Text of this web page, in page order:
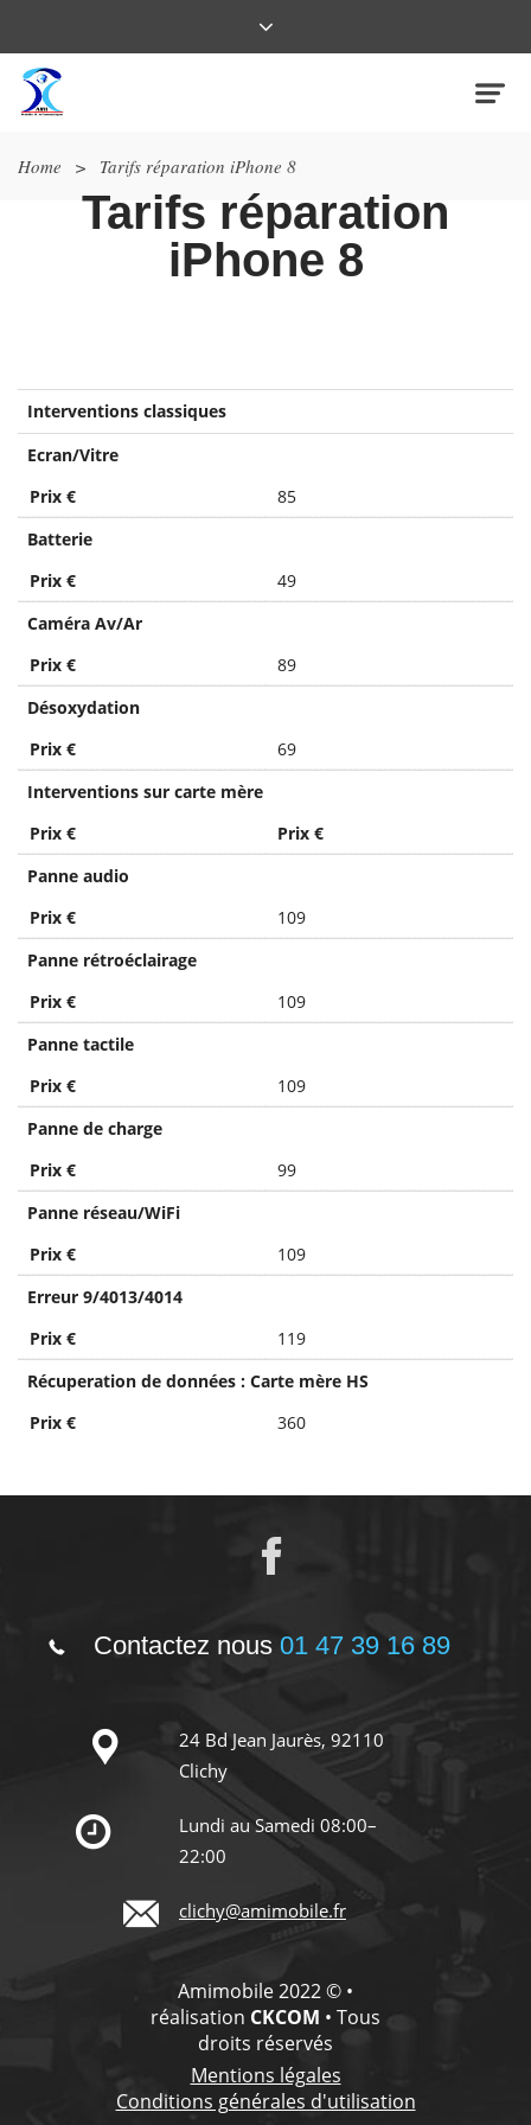
Home > Tarifs réparation iPhone 8
Tarifs réparation
iPhone 8
Interventions classiques
Ecran/Vitre
Prix €
85
Batterie
Prix €
49
Caméra Av/Ar
Prix €
89
Désoxydation
Prix €
69
Interventions sur carte mère
Prix €
Prix €
Panne audio
Prix €
109
Panne rétroéclairage
Prix €
109
Panne tactile
Prix €
109
Panne de charge
Prix €
99
Panne réseau/WiFi
Prix €
109
Erreur 9/4013/4014
Prix €
119
Récuperation de données : Carte mère HS
Prix €
360
Contactez nous 01 47 39 16 89
24 Bd Jean Jaurès, 92110
Clichy
Lundi au Samedi 08:00–
22:00
clichy@amimobile.fr
Amimobile 2022 © •
réalisation CKCOM • Tous
droits réservés
Mentions légales
Conditions générales d'utilisation